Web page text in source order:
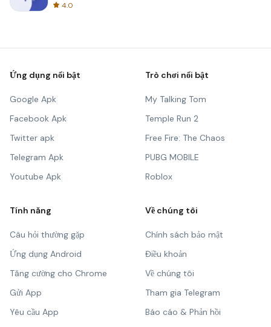
4.0
Ứng dụng nổi bật
Google Apk
Facebook Apk
Twitter apk
Telegram Apk
Youtube Apk
Trò chơi nổi bật
My Talking Tom
Temple Run 2
Free Fire: The Chaos
PUBG MOBILE
Roblox
Tính năng
Câu hỏi thường gặp
Ứng dụng Android
Tăng cường cho Chrome
Gửi App
Yêu cầu App
Về chúng tôi
Chính sách bảo mật
Điều khoản
Về chúng tôi
Tham gia Telegram
Báo cáo & Phản hồi